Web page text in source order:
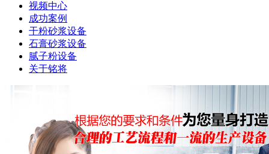
视频中心
成功案例
干粉砂浆设备
石膏砂浆设备
腻子粉设备
关于铭将